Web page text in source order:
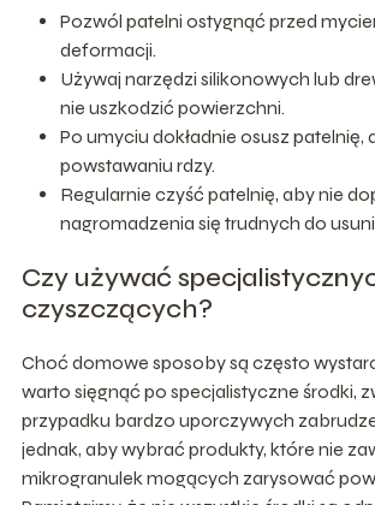
Pozwól patelni ostygnąć przed
deformacji.
Używaj narzędzi silikonowych lub
nie uszkodzić powierzchni.
Po umyciu dokładnie osusz
powstawaniu rdzy.
Regularnie czyść patelnię, aby nie
nagromadzenia się trudnych do
Czy używać
czyszczących?
Choć domowe sposoby są często
warto sięgnąć po specjalistyczne środki,
przypadku bardzo uporczywych
jednak, aby wybrać produkty, które nie
mikrogranulek mogących zarysować